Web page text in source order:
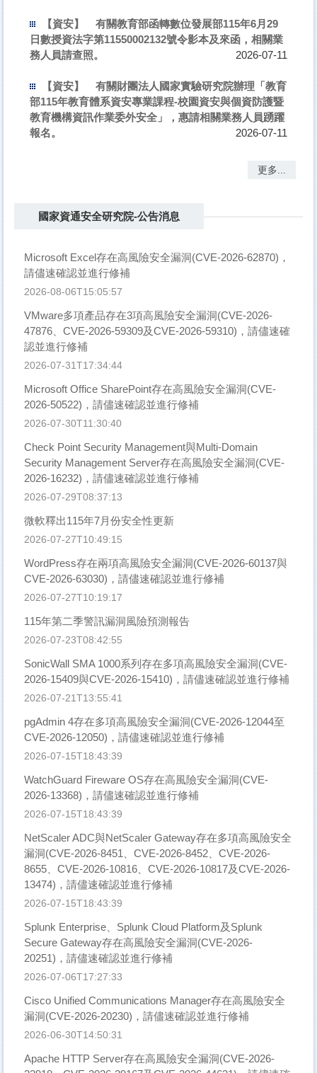
【資安】
有關教育部函轉數位發展部115年6月29
日數授資法字第11550002132號令影本及來函，相關業
務人員請查照。
2026-07-11
【資安】
有關財團法人國家實驗研究院辦理「教育
部115年教育體系資安專業課程-校園資安與個資防護暨
教育機構資訊作業委外安全」，惠請相關業務人員踴躍
報名。
2026-07-11
更多...
國家資通安全研究院-公告消息
Microsoft Excel存在高風險安全漏洞(CVE-2026-62870)，
請儘速確認並進行修補
2026-08-06T15:05:57
VMware多項產品存在3項高風險安全漏洞(CVE-2026-
47876、CVE-2026-59309及CVE-2026-59310)，請儘速確
認並進行修補
2026-07-31T17:34:44
Microsoft Office SharePoint存在高風險安全漏洞(CVE-
2026-50522)，請儘速確認並進行修補
2026-07-30T11:30:40
Check Point Security Management與Multi-Domain
Security Management Server存在高風險安全漏洞(CVE-
2026-16232)，請儘速確認並進行修補
2026-07-29T08:37:13
微軟釋出115年7月份安全性更新
2026-07-27T10:49:15
WordPress存在兩項高風險安全漏洞(CVE-2026-60137與
CVE-2026-63030)，請儘速確認並進行修補
2026-07-27T10:19:17
115年第二季警訊漏洞風險預測報告
2026-07-23T08:42:55
SonicWall SMA 1000系列存在多項高風險安全漏洞(CVE-
2026-15409與CVE-2026-15410)，請儘速確認並進行修補
2026-07-21T13:55:41
pgAdmin 4存在多項高風險安全漏洞(CVE-2026-12044至
CVE-2026-12050)，請儘速確認並進行修補
2026-07-15T18:43:39
WatchGuard Fireware OS存在高風險安全漏洞(CVE-
2026-13368)，請儘速確認並進行修補
2026-07-15T18:43:39
NetScaler ADC與NetScaler Gateway存在多項高風險安全
漏洞(CVE-2026-8451、CVE-2026-8452、CVE-2026-
8655、CVE-2026-10816、CVE-2026-10817及CVE-2026-
13474)，請儘速確認並進行修補
2026-07-15T18:43:39
Splunk Enterprise、Splunk Cloud Platform及Splunk
Secure Gateway存在高風險安全漏洞(CVE-2026-
20251)，請儘速確認並進行修補
2026-07-06T17:27:33
Cisco Unified Communications Manager存在高風險安全
漏洞(CVE-2026-20230)，請儘速確認並進行修補
2026-06-30T14:50:31
Apache HTTP Server存在高風險安全漏洞(CVE-2026-